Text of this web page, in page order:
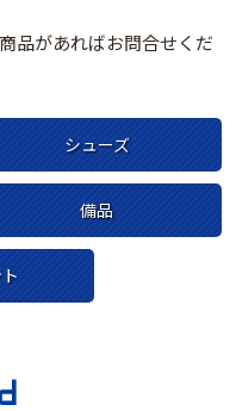
品があればお問合せくだ
シューズ
備品